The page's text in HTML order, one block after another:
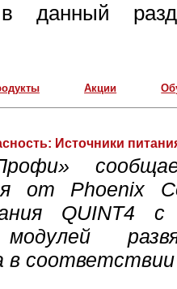
в данный
Акции
Источники
от Phoenix
QUINT4
модулей
в